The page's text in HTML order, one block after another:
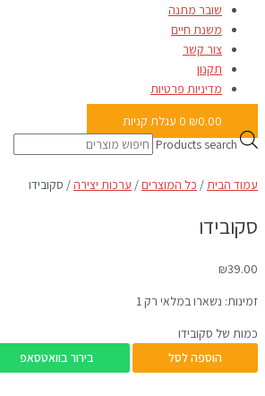
שובר מתנה
משנת חיים
צור קשר
תקנון
מדיניות פרטיות
₪0.00
0 עגלת קניות
Products search
עמוד הבית/ כל המוצרים / ערכות יצירה / סקובידו
סקובידו
₪39.00
זמינות: נשארו במלאי רק 1
כמות של סקובידו
הוספה לסל
בירור בוואטסאפ